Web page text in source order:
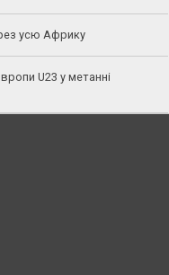
усю Африку
U23 у метанні